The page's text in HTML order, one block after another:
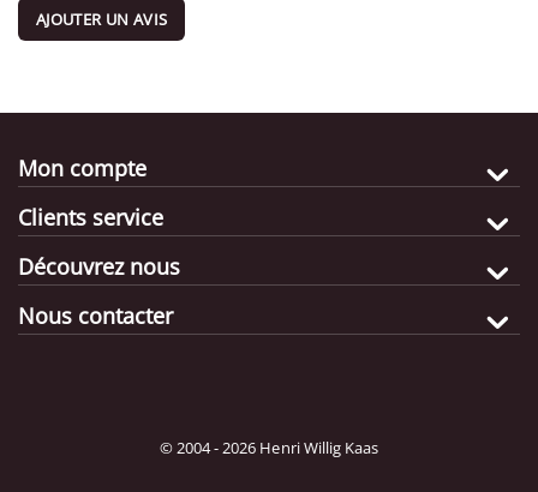
AJOUTER UN AVIS
Mon compte
Clients service
Découvrez nous
Nous contacter
© 2004 - 2026 Henri Willig Kaas